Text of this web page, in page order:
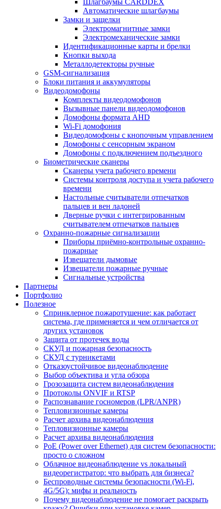
Шлагбаумы CARDDEX
Автоматические шлагбаумы
Замки и защелки
Электромагнитные замки
Электромеханические замки
Идентификационные карты и брелки
Кнопки выхода
Металлодетекторы ручные
GSM-сигнализация
Блоки питания и аккумуляторы
Видеодомофоны
Комплекты видеодомофонов
Вызывные панели видеодомофонов
Домофоны формата AHD
Wi-Fi домофония
Видеодомофоны с кнопочным управлением
Домофоны с сенсорным экраном
Домофоны с подключением подъездного
Биометрические сканеры
Сканеры учета рабочего времени
Системы контроля доступа и учета рабочего
времени
Настольные считыватели отпечатков
пальцев и вен ладоней
Дверные ручки с интегрированным
считывателем отпечатков пальцев
Охранно-пожарные сигнализации
Приборы приёмно-контрольные охранно-
пожарные
Извещатели дымовые
Извещатели пожарные ручные
Сигнальные устройства
Партнеры
Портфолио
Полезное
Спринклерное пожаротушение: как работает
система, где применяется и чем отличается от
других установок
Защита от протечек воды
СКУД и пожарная безопасность
СКУД с турникетами
Отказоустойчивое видеонаблюдение
Выбор объектива и угла обзора
Грозозащита систем видеонаблюдения
Протоколы ONVIF и RTSP
Распознавание госномеров (LPR/ANPR)
Тепловизионные камеры
Расчет архива видеонаблюдения
Тепловизионные камеры
Расчет архива видеонаблюдения
PoE (Power over Ethernet) для систем безопасности:
просто о сложном
Облачное видеонаблюдение vs локальный
видеорегистратор: что выбрать для бизнеса?
Беспроводные системы безопасности (Wi-Fi,
4G/5G): мифы и реальность
Почему видеонаблюдение не помогает раскрыть